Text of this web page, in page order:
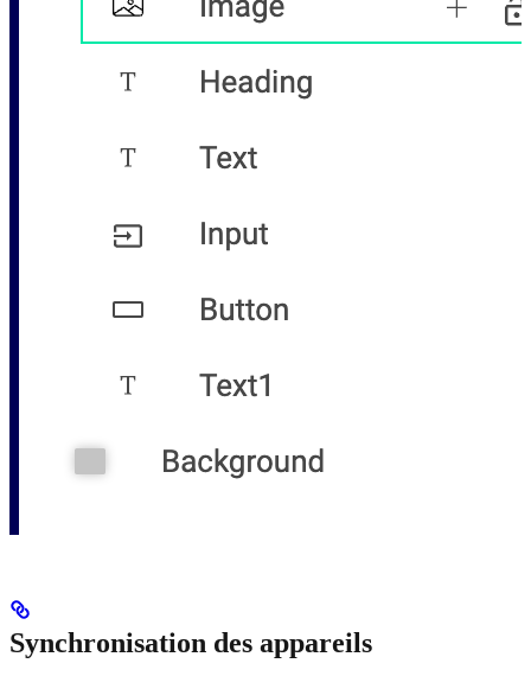
Synchronisation des appareils